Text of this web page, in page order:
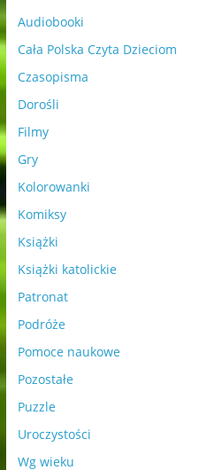
Audiobooki
Cała Polska Czyta Dzieciom
Czasopisma
Dorośli
Filmy
Gry
Kolorowanki
Komiksy
Książki
Książki katolickie
Patronat
Podróże
Pomoce naukowe
Pozostałe
Puzzle
Uroczystości
Wg wieku